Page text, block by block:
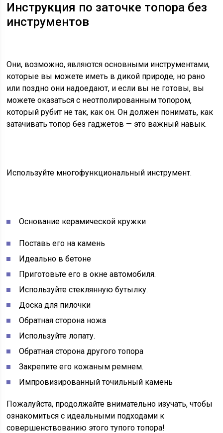
Инструкция по заточке топора без
инструментов
Они, возможно, являются основными инструментами,
которые вы можете иметь в дикой природе, но рано
или поздно они надоедают, и если вы не готовы, вы
можете оказаться с неотполированным топором,
который рубит не так, как он. Он должен понимать, как
затачиватьтопор без гаджетов — это важный навык.
Используйте многофункциональный инструмент.
Основание керамической кружки
Поставь его на камень
Идеально в бетоне
Приготовьте его в окне автомобиля.
Используйте стеклянную бутылку.
Доска для пилочки
Обратная сторона ножа
Используйте лопату.
Обратная сторона другого топора
Закрепите его кожаным ремнем.
Импровизированный точильный камень
Пожалуйста, продолжайте внимательно изучать, чтобы
ознакомиться с идеальными подходами к
совершенствованию этого тупого топора!